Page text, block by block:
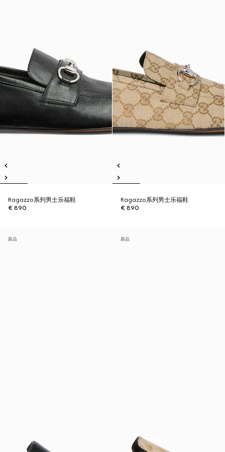
Ragazzo系列男士乐福鞋
€ 890
Ragazzo系列男士乐福鞋
€ 890
新品 新品